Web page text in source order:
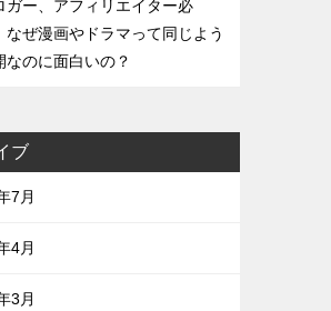
ガー、アフィリエイター必
なぜ漫画やドラマって同じよう
なのに面白いの？
ブ
7月
4月
3月